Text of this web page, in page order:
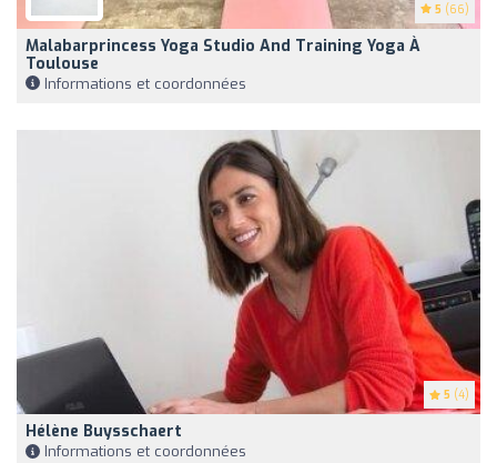
5 (66)
Malabarprincess Yoga Studio And Training Yoga À
Toulouse
Informations et coordonnées
5 (4)
Hélène Buysschaert
Informations et coordonnées